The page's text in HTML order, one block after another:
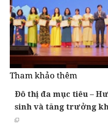
Tham khảo thêm
Đô thị đa mục tiêu –
sinh và tăng trưởng